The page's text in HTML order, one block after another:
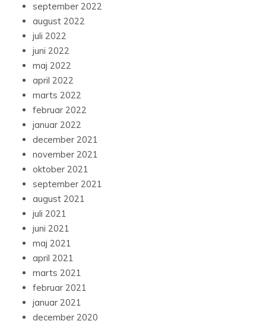
september 2022
august 2022
juli 2022
juni 2022
maj 2022
april 2022
marts 2022
februar 2022
januar 2022
december 2021
november 2021
oktober 2021
september 2021
august 2021
juli 2021
juni 2021
maj 2021
april 2021
marts 2021
februar 2021
januar 2021
december 2020